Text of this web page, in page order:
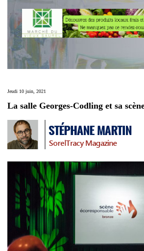
Jeudi 10 juin, 2021
La salle Georges-Codling et sa